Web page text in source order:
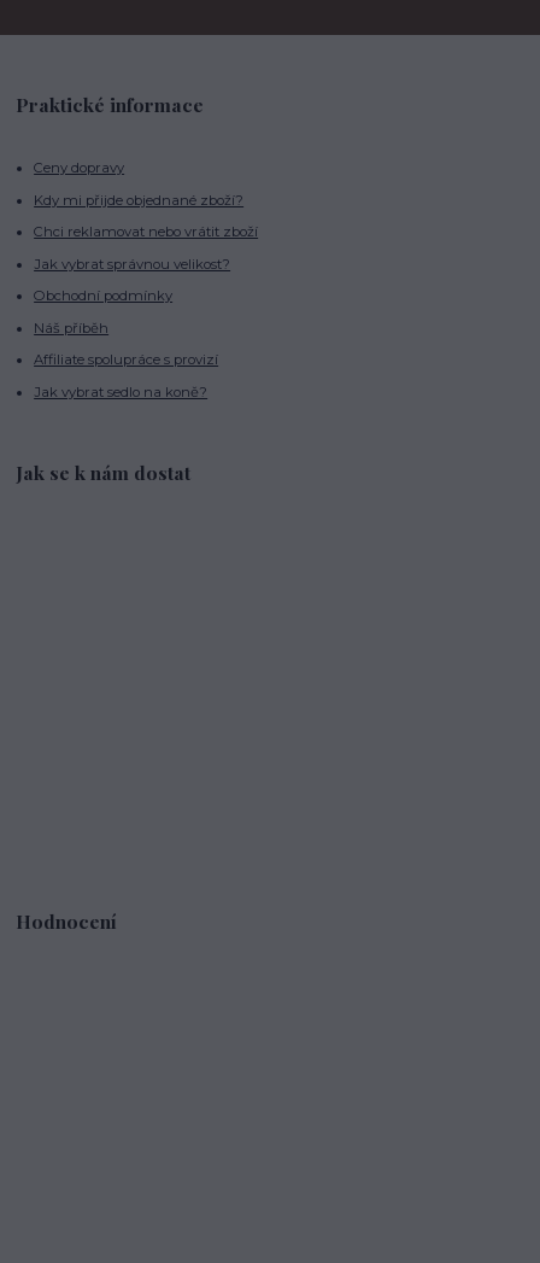
Praktické informace
Ceny dopravy
Kdy mi přijde objednané zboží?
Chci reklamovat nebo vrátit zboží
Jak vybrat správnou velikost?
Obchodní podmínky
Náš příběh
Affiliate spolupráce s provizí
Jak vybrat sedlo na koně?
Jak se k nám dostat
Hodnocení